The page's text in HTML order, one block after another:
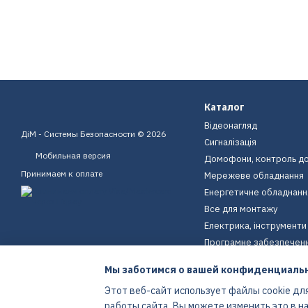
ДіМ - Системы Безопасности © 2026
Мобильная версия
Принимаем к оплате
Каталог
Відеонагляд
Сигналізація
Домофони, контроль
Мережеве обладнання
Енергетичне
Все для монтажу
Електрика, інструменти
Програмне
Екіпірування
Енергетичне
Мы заботимся о вашей
Этот веб-сайт использует файлы cookie